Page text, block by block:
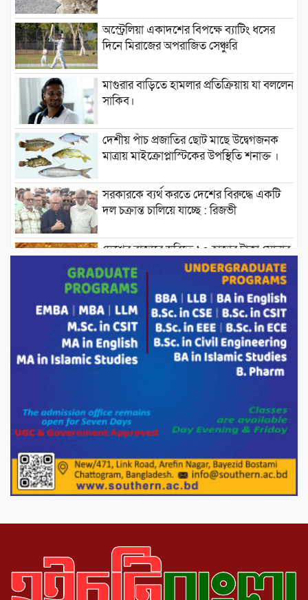
অস্ট্রেলিয়া একাদশের বিপক্ষে ব্যাটিং ধসের
দিনে মিরাজের অপরাজিত সেঞ্চুরি
মাগুরার বাড়িতে হামলার প্রতিক্রিয়ায় যা বললেন
সাকিব।
দেশীয় পাঁচ প্রজাতির ছোট মাছে উদ্বেগজনক
মাত্রায় মাইক্রোপ্লাস্টিকের উপস্থিতি শনাক্ত ।
সরকারকে ব্যর্থ করতে দেশের বিরুদ্ধে একটি
দল চক্রান্ত চালিয়ে যাচ্ছে : রিজভী
দেশের বাজারে ভরিতে ১০ হাজার টাকা সোনার
দাম বাড়ানোর ঘোষণা।
ভারপ্রাপ্ত রাষ্ট্রপতি হাফিজ উদ্দিন আহমদের
সাথে এইচটি বাংলা অনলাইন পোর্টাল ও আইপি
টিভির সম্পাদক মোঃ ইসমাইল হোসেনের
সৌজন্য সাক্ষাৎ।
পাটগ্রামে জুলাই অভ্যুত্থান দিবস উপলক্ষে
পোরশায় গণঅভ্যুত্থান দিবসে শহিদ ও জুলাই
১১ দলীয় ঐক্য পোরশা উপজেলা শাখার